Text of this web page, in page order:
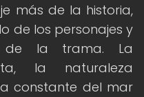
más de la historia,
de los personajes y
la trama. La
la naturaleza
constante del mar